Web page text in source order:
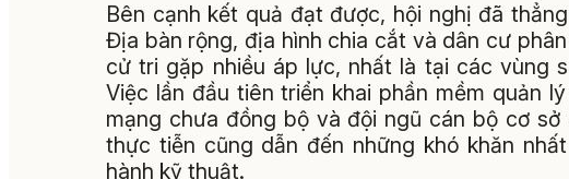
Bên cạnh kết quả đạt được, hội nghị đã
Địa bàn rộng, địa hình chia cắt và dân cư
cử tri gặp nhiều áp lực, nhất là tại các vùng
Việc lần đầu tiên triển khai phần mềm quản
mạng chưa đồng bộ và đội ngũ cán bộ cơ
thực tiễn cũng dẫn đến những khó khăn
hành kỹ thuật.